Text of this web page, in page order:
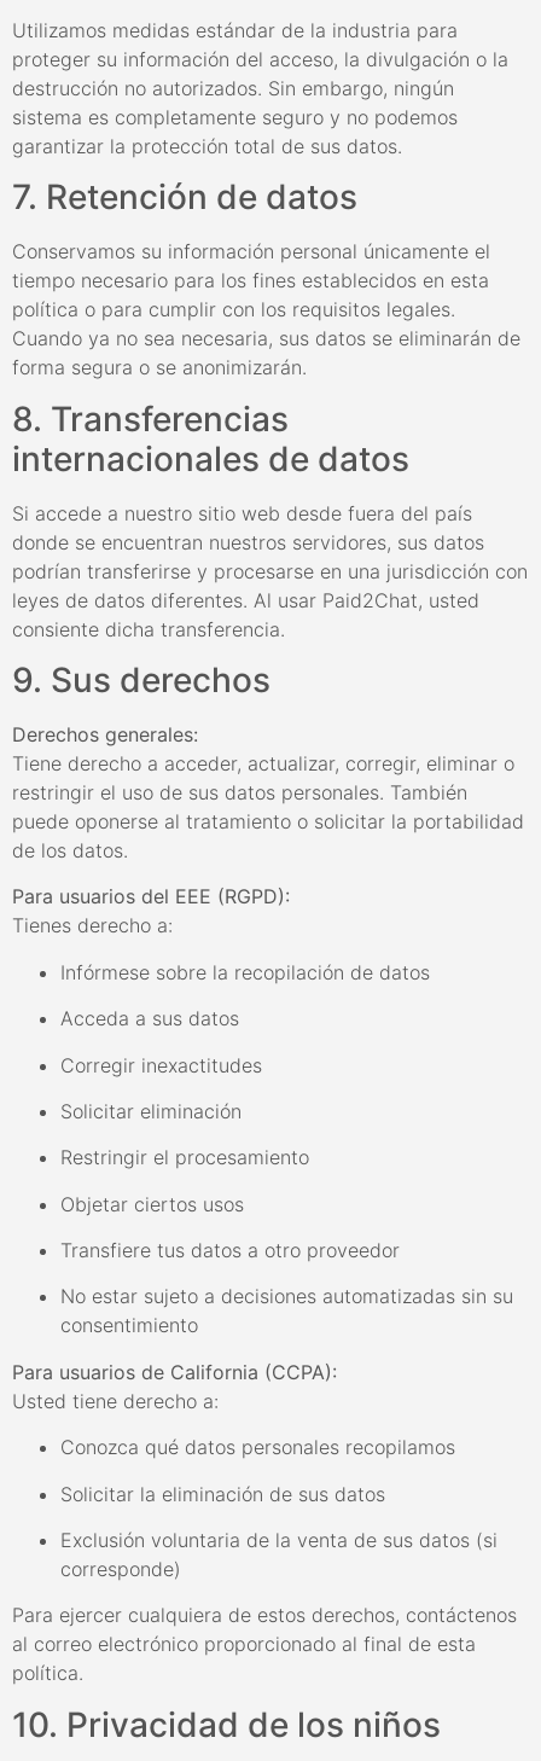
Utilizamos medidas estándar de la industria para
proteger su información del acceso, la divulgación o la
destrucción no autorizados. Sin embargo, ningún
sistema es completamente seguro y no podemos
garantizar la protección total de sus datos.
7. Retención de datos
Conservamos su información personal únicamente el
tiempo necesario para los fines establecidos en esta
política o para cumplir con los requisitos legales.
Cuando ya no sea necesaria, sus datos se eliminarán de
forma segura o se anonimizarán.
8. Transferencias
internacionales de datos
Si accede a nuestro sitio web desde fuera del país
donde se encuentran nuestros servidores, sus datos
podrían transferirse y procesarse en una jurisdicción con
leyes de datos diferentes. Al usar Paid2Chat, usted
consiente dicha transferencia.
9. Sus derechos
Derechos generales:
Tiene derecho a acceder, actualizar, corregir, eliminar o
restringir el uso de sus datos personales. También
puede oponerse al tratamiento o solicitar la portabilidad
de los datos.
Para usuarios del EEE (RGPD):
Tienes derecho a:
Infórmese sobre la recopilación de datos
Acceda a sus datos
Corregir inexactitudes
Solicitar eliminación
Restringir el procesamiento
Objetar ciertos usos
Transfiere tus datos a otro proveedor
No estar sujeto a decisiones automatizadas sin su
consentimiento
Para usuarios de California (CCPA):
Usted tiene derecho a:
Conozca qué datos personales recopilamos
Solicitar la eliminación de sus datos
Exclusión voluntaria de la venta de sus datos (si
corresponde)
Para ejercer cualquiera de estos derechos, contáctenos
al correo electrónico proporcionado al final de esta
política.
10. Privacidad de los niños